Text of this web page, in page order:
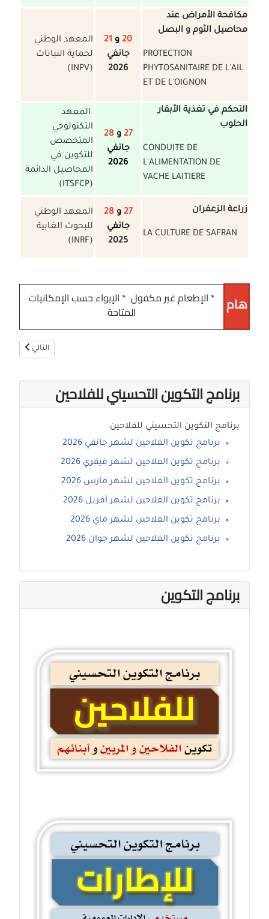
مكافحة الأمراض عند
محاصيل الثوم و البصل
PROTECTION
PHYTOSANITAIRE DE L'AIL
ET DE L'OIGNON
20 و 21
جانفي
2026
المعهد الوطني
لحماية النباتات
(INPV)
التحكم في تغذية الأبقار
الحلوب
CONDUITE DE
L'ALIMENTATION DE
VACHE LAITIERE
27 و28
جانفي
2026
المعهد
التكنولوجي
المتخصص
للتكوين في
المحاصيل الدائمة
(ITSFCP)
زراعة الزعفران
LA CULTURE DE SAFRAN
27 و28
جانفي
2025
المعهد الوطني
للبحوث الغابية
(INRF)
هام
* الإطعام غير مكفول * الإيواء حسب الإمكانيات
المتاحة
المقال التالي:
التالي
برنامج التكوين التحسيني للفلاحين
برنامج التكوين التحسيني للفلاحين
برنامج تكوين الفلاحين لشهر جانفي 2026
برنامج تكوين الفلاحين لشهر فيفري 2026
برنامج تكوين الفلاحين لشهر مارس 2026
برنامج تكوين الفلاحين لشهر أفريل 2026
برنامج تكوين الفلاحين لشهر ماي 2026
برنامج تكوين الفلاحين لشهر جوان 2026
برنامج التكوين